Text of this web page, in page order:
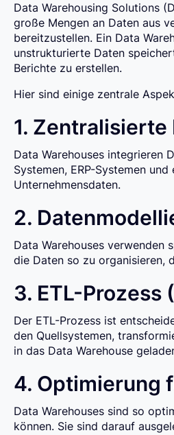
Data Warehousing Solutions
große Mengen an Daten aus
bereitzustellen. Ein Data
unstrukturierte Daten
Berichte zu erstellen.
Hier sind einige zentrale
1.
Data Warehouses integrieren
Systemen, ERP-Systemen
Unternehmensdaten.
2.
Data Warehouses verwenden
die Daten so zu organisieren,
3. ETL-Prozess
Der ETL-Prozess ist
den Quellsystemen,
in das Data Warehouse
4. Optimierung
Data Warehouses sind so
können. Sie sind darauf